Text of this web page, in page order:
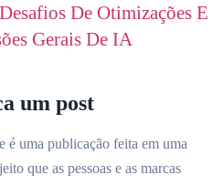
De Otimizações E
Gerais De IA
um post
é uma publicação feita em uma
que as pessoas e as marcas